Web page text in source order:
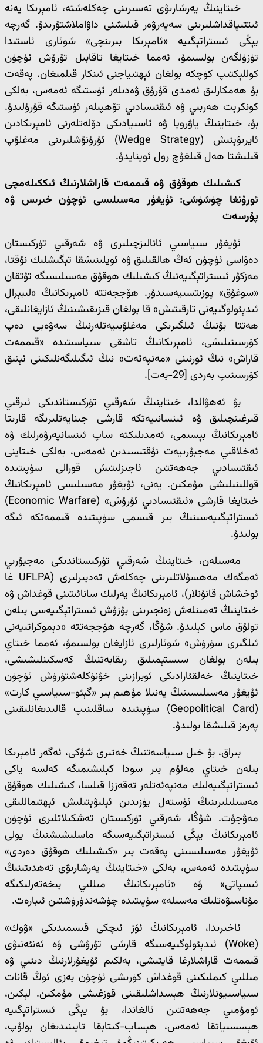
خىتاينىڭ يەرشارىۋى تەسىرىنى چەكلەشتە، ئامېرىكا يەنە
ئىتتىپاقداشلىرىنى سەپەرۋەر قىلىشنى داۋاملاشتۇرىدۇ. گەرچە
يېڭى ئىستراتېگىيە «ئامېرىكا بىرىنچى» شوئارى ئاستىدا
تۈزۈلگەن بولسىمۇ، ئەمما خىتايغا تاقابىل تۇرۇش ئۈچۈن
كوللېكتىپ كۈچكە بولغان ئېھتىياجنى ئىنكار قىلمىغان. پەقەت
بۇ ھەمكارلىق ئەمدى قۇرۇق ۋەدىلەر ئۈستىگە ئەمەس، بەلكى
كونكرېت ھەربىي ۋە ئىقتىسادىي تۆھپىلەر ئۈستىگە قۇرۇلىدۇ.
بۇ، خىتاينىڭ ياۋروپا ۋە ئاسىيادىكى دۆلەتلەرنى ئامېرىكادىن
ئايرىۋېتىش (Wedge Strategy) ئۇرۇنۇشلىرىنى مەغلۇپ
قىلىشتا ھەل قىلغۇچ رول ئوينايدۇ.
كىشىلىك ھوقۇق ۋە قىممەت قاراشلارنىڭ ئىككىلەمچى
ئورۇنغا چۈشۈشى: ئۇيغۇر مەسىلىسى ئۈچۈن خىرىس ۋە
پۇرسەت
ئۇيغۇر سىياسىي ئانالىزچىلىرى ۋە شەرقىي تۈركىستان
دەۋاسى ئۈچۈن ئەڭ ھالقىلىق ۋە ئويلىنىشقا تېگىشلىك نۇقتا،
مەزكۇر ئىستراتېگىيەنىڭ كىشىلىك ھوقۇق مەسىلىسىگە تۇتقان
«سوغۇق» پوزىتسىيەسىدۇر. ھۆججەتتە ئامېرىكانىڭ «لىبېرال
ئىدېئولوگىيەنى تارقىتىش» قا بولغان قىزىقىشىنىڭ ئازايغانلىقى،
ھەتتا بۇنىڭ ئىلگىرىكى مەغلۇبىيەتلەرنىڭ سەۋەبى دەپ
كۆرسىتىلىشى، ئامېرىكانىڭ تاشقى سىياسىتىدە «قىممەت
قاراش» نىڭ ئورنىنى «مەنپەئەت» نىڭ ئىگىلىگەنلىكىنى ئېنىق
كۆرسىتىپ بەردى [29-بەت].
بۇ ئەھۋالدا، خىتاينىڭ شەرقىي تۈركىستاندىكى ئىرقىي
قىرغىنچىلىق ۋە ئىنسانىيەتكە قارشى جىنايەتلىرىگە قارىتا
ئامېرىكانىڭ بېسىمى، ئەمدىلىكتە ساپ ئىنسانپەرۋەرلىك ۋە
ئەخلاقىي مەجبۇرىيەت نۇقتىسىدىن ئەمەس، بەلكى خىتاينى
ئىقتىسادىي جەھەتتىن ئاجىزلىتىش قورالى سۈپىتىدە
قوللىنىلىشى مۇمكىن. يەنى، ئۇيغۇر مەسىلىسى ئامېرىكانىڭ
خىتايغا قارشى «ئىقتىسادىي ئۇرۇش» (Economic Warfare)
ئىستراتېگىيەسىنىڭ بىر قىسمى سۈپىتىدە قىممەتكە ئىگە
بولىدۇ.
مەسىلەن، خىتاينىڭ شەرقىي تۈركىستاندىكى مەجبۇرىي
ئەمگەك مەھسۇلاتلىرىنى چەكلەش تەدبىرلىرى (UFLPA غا
ئوخشاش قانۇنلار)، ئامېرىكانىڭ يەرلىك سانائىتىنى قوغداش ۋە
خىتاينىڭ تەمىنلەش زەنجىرىنى بۇزۇش ئىستراتېگىيەسى بىلەن
تولۇق ماس كېلىدۇ. شۇڭا، گەرچە ھۆججەتتە «دېموكراتىيەنى
ئىلگىرى سۈرۈش» شوئارلىرى ئازايغان بولسىمۇ، ئەمما خىتاي
بىلەن بولغان سىستېمىلىق رىقابەتنىڭ كەسكىنلىشىشى،
خىتاينىڭ خەلقئارادىكى ئوبرازىنى خۇنۈكلەشتۈرۈش ئۈچۈن
ئۇيغۇر مەسىلىسىنىڭ يەنىلا مۇھىم بىر «گېئو-سىياسىي كارت»
(Geopolitical Card) سۈپىتىدە ساقلىنىپ قالىدىغانلىقىنى
پەرەز قىلىشقا بولىدۇ.
بىراق، بۇ خىل سىياسەتنىڭ خەتىرى شۇكى، ئەگەر ئامېرىكا
بىلەن خىتاي مەلۇم بىر سودا كېلىشىمىگە كەلسە ياكى
ئىستراتېگىيەلىك مەنپەئەتلەر تەقەززا قىلسا، كىشىلىك ھوقۇق
مەسىلىلىرىنىڭ ئۈستەل يۈزىدىن ئېلىۋېتىلىش ئېھتىماللىقى
مەۋجۇت. شۇڭا، شەرقىي تۈركىستان تەشكىلاتلىرى ئۈچۈن
ئامېرىكانىڭ يېڭى ئىستراتېگىيەسىگە ماسلىشىشنىڭ يولى
ئۇيغۇر مەسىلىسىنى پەقەت بىر «كىشىلىك ھوقۇق دەردى»
سۈپىتىدە ئەمەس، بەلكى «خىتاينىڭ يەرشارىۋى تەھدىتىنىڭ
ئىسپاتى» ۋە «ئامېرىكانىڭ مىللىي بىخەتەرلىكىگە
مۇناسىۋەتلىك مەسىلە» سۈپىتىدە چۈشەندۈرۈشتىن ئىبارەت.
ئاخىرىدا، ئامېرىكانىڭ ئۆز ئىچكى قىسمىدىكى «ۋوك»
(Woke) ئىدېئولوگىيەسىگە قارشى تۇرۇشى ۋە ئەنئەنىۋى
قىممەت قاراشلارغا قايتىشى، بەلكىم ئۇيغۇرلارنىڭ دىنىي ۋە
مىللىي كىملىكىنى قوغداش كۈرىشى ئۈچۈن بەزى ئوڭ قانات
سىياسىيونلارنىڭ ھېسداشلىقىنى قوزغىشى مۇمكىن. لېكىن،
ئومۇمىي جەھەتتىن ئالغاندا، بۇ يېڭى ئىستراتېگىيە
ھېسسىياتقا ئەمەس، ھېساب-كىتابقا تايىنىدىغان بولۇپ،